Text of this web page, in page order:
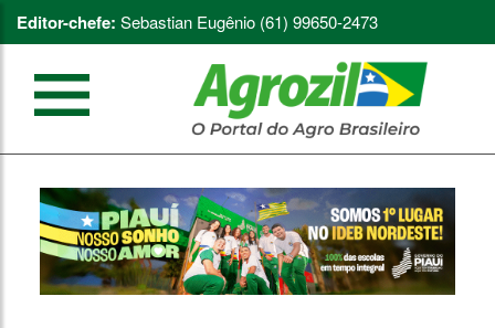
Editor-chefe: Sebastian Eugênio (61) 99650-2473